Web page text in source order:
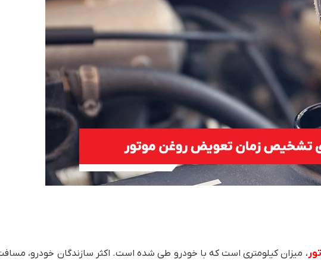
، میزان کیلومتری است که با خودرو طی شده است. اکثر سازندگان خودرو،